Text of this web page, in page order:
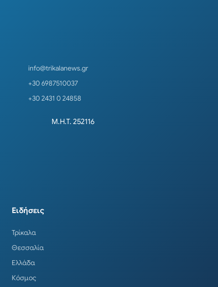
info@trikalanews.gr
+30 6987510037
+30 2431 0 24858
Μ.Η.Τ. 252116
Ειδήσεις
Τρίκαλα
Θεσσαλία
Ελλάδα
Κόσμος